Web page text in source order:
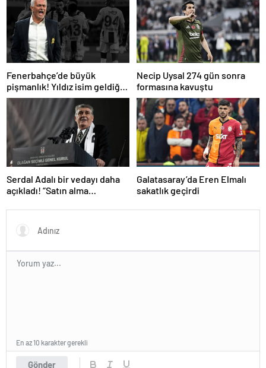
Fenerbahçe’de büyük
pişmanlık! Yıldız isim geldiği
gibi gidiyor…
Necip Uysal 274 gün sonra
formasına kavuştu
Serdal Adalı bir vedayı daha
açıkladı! “Satın alma
Galatasaray’da Eren Elmalı
sakatlık geçirdi
Gönder
En az 10 karakter gerekli